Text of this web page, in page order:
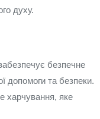
духу.
безпечне
допомоги та безпеки.
харчування, яке